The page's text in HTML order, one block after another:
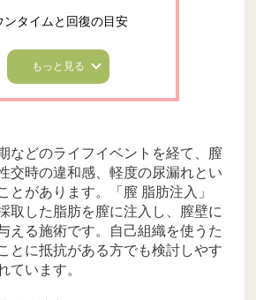
ンタイムと回復の目安
もっと見る
などのライフイベントを経て、膣
交時の違和感、軽度の尿漏れとい
とがあります。「膣 脂肪注入」
取した脂肪を膣に注入し、膣壁に
える施術です。自己組織を使うた
とに抵抗がある方でも検討しやす
ています。